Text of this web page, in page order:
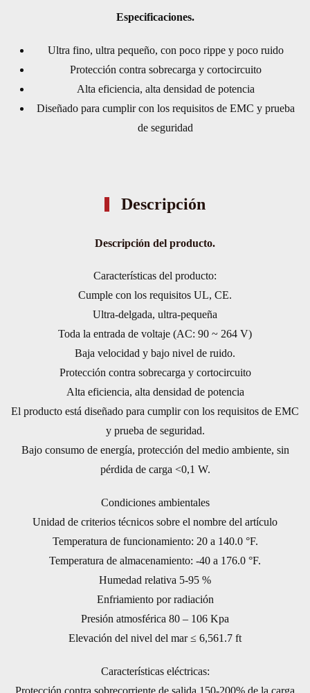
PM12
12VDC
0,25A
3V
cantidad
Especificaciones.
Ultra fino, ultra pequeño, con poco rippe y poco ruido
Protección contra sobrecarga y cortocircuito
Alta eficiencia, alta densidad de potencia
Diseñado para cumplir con los requisitos de EMC y prueba
de seguridad
Descripción
Descripción del producto.
Características del producto:
Cumple con los requisitos UL, CE.
Ultra-delgada, ultra-pequeña
Toda la entrada de voltaje (AC: 90 ~ 264 V)
Baja velocidad y bajo nivel de ruido.
Protección contra sobrecarga y cortocircuito
Alta eficiencia, alta densidad de potencia
El producto está diseñado para cumplir con los requisitos de EMC
y prueba de seguridad.
Bajo consumo de energía, protección del medio ambiente, sin
pérdida de carga <0,1 W.
Condiciones ambientales
Unidad de criterios técnicos sobre el nombre del artículo
Temperatura de funcionamiento: 20 a 140.0 °F.
Temperatura de almacenamiento: -40 a 176.0 °F.
Humedad relativa 5-95 %
Enfriamiento por radiación
Presión atmosférica 80 – 106 Kpa
Elevación del nivel del mar ≤ 6,561.7 ft
Características eléctricas: